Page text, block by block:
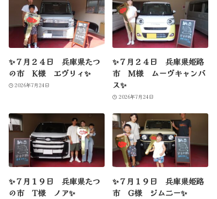
✨７月２４日 兵庫県たつ
の市 K様 エヴリィ✨
2026年7月24日
✨７月２４日 兵庫県姫路
市 M様 ムーヴキャンバ
ス✨
2026年7月24日
✨７月１９日 兵庫県たつ
の市 T様 ノア✨
✨７月１９日 兵庫県姫路
市 G様 ジムニー✨